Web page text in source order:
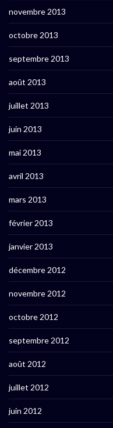
novembre 2013
octobre 2013
septembre 2013
août 2013
juillet 2013
juin 2013
mai 2013
avril 2013
mars 2013
février 2013
janvier 2013
décembre 2012
novembre 2012
octobre 2012
septembre 2012
août 2012
juillet 2012
juin 2012